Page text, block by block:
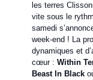
les terres
vite sous le
samedi
week-end ! La
dynamiques et
cœur : Within
Beast In Black